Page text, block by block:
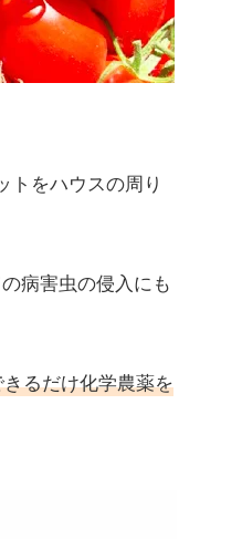
トをハウスの周り
病害虫の侵入にも
きるだけ化学農薬を